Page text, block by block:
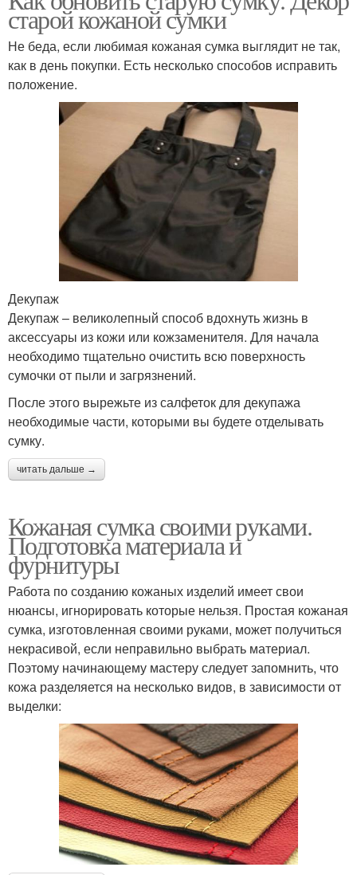
старой кожаной сумки
Не беда, если любимая кожаная сумка выглядит не так,
как в день покупки. Есть несколько способов исправить
положение.
Декупаж
Декупаж – великолепный способ вдохнуть жизнь в
аксессуары из кожи или кожзаменителя. Для начала
необходимо тщательно очистить всю поверхность
сумочки от пыли и загрязнений.
После этого вырежьте из салфеток для декупажа
необходимые части, которыми вы будете отделывать
сумку.
читать дальше →
Кожаная сумка своими руками.
Подготовка материала и
фурнитуры
Работа по созданию кожаных изделий имеет свои
нюансы, игнорировать которые нельзя. Простая кожаная
сумка, изготовленная своими руками, может получиться
некрасивой, если неправильно выбрать материал.
Поэтому начинающему мастеру следует запомнить, что
кожа разделяется на несколько видов, в зависимости от
выделки: